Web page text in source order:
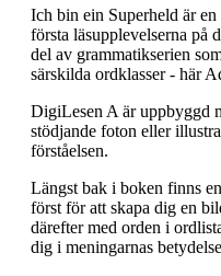
Ich bin ein Superheld är
första läsupplevelserna på
del av grammatikserien
särskilda ordklasser - här
DigiLesen A är uppbyggd
stödjande foton eller
förståelsen.
Längst bak i boken finns
först för att skapa dig en
därefter med orden i
dig i meningarnas